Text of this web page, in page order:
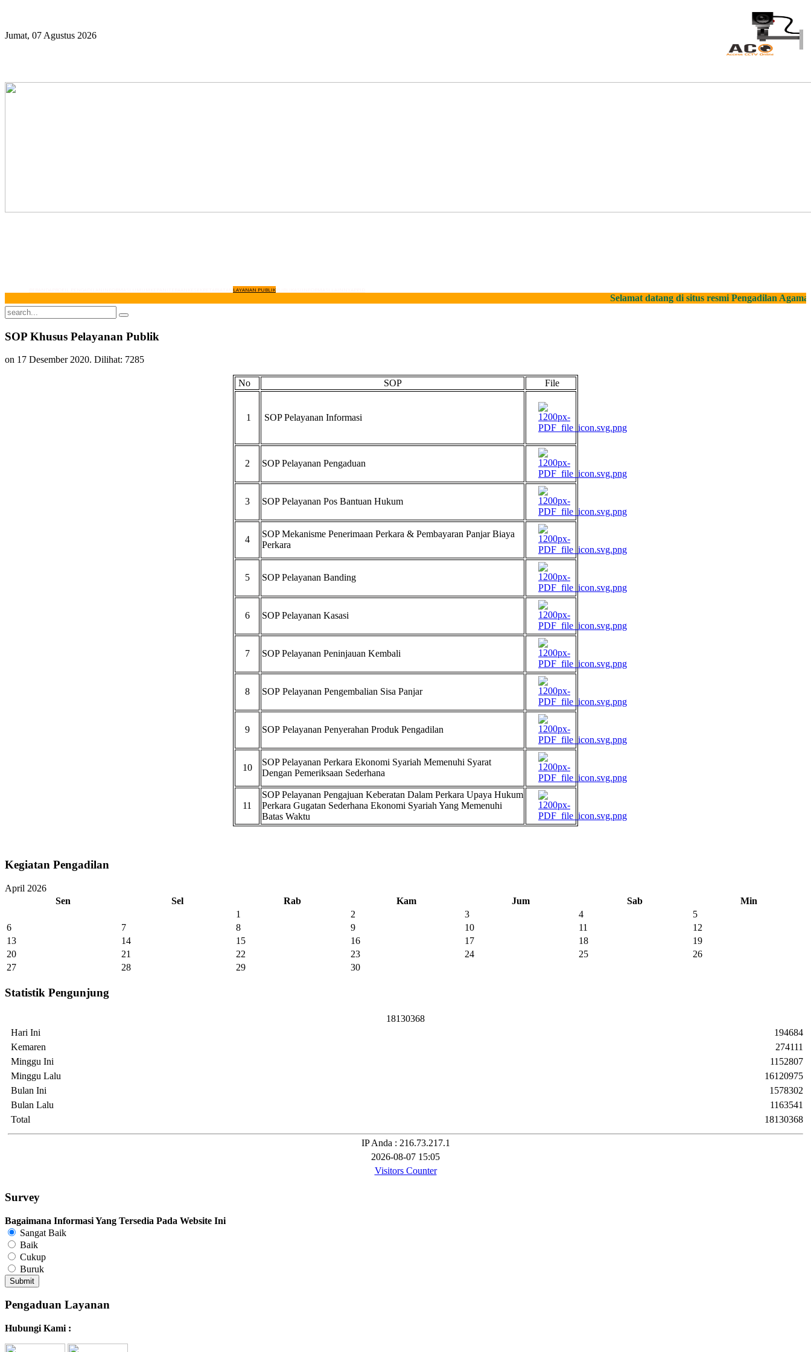
Jumat, 07 Agustus 2026
LAYANAN PUBLIK
Selamat datang di situs resmi Pengadilan Agama
SOP Khusus Pelayanan Publik
on 17 Desember 2020. Dilihat: 7285
No SOP File
1 SOP Pelayanan Informasi
2 SOP Pelayanan Pengaduan
3 SOP Pelayanan Pos Bantuan Hukum
4
SOP Mekanisme Penerimaan Perkara & Pembayaran Panjar Biaya
Perkara
5 SOP Pelayanan Banding
6 SOP Pelayanan Kasasi
7 SOP Pelayanan Peninjauan Kembali
8 SOP Pelayanan Pengembalian Sisa Panjar
9 SOP Pelayanan Penyerahan Produk Pengadilan
10
SOP Pelayanan Perkara Ekonomi Syariah Memenuhi Syarat
Dengan Pemeriksaan Sederhana
11
SOP Pelayanan Pengajuan Keberatan Dalam Perkara Upaya Hukum
Perkara Gugatan Sederhana Ekonomi Syariah Yang Memenuhi
Batas Waktu
Kegiatan Pengadilan
April 2026
Sen
Sel Rab Kam Jum Sab
Min
1
2 3 4
5
6
7 8 9 10 11
12
13
14 15 16 17 18
19
20
21 22 23 24 25
26
27
28 29 30
Statistik Pengunjung
18130368
Hari Ini
Kemaren
Minggu Ini
Minggu Lalu
Bulan Ini
Bulan Lalu
Total
194684
274111
1152807
16120975
1578302
1163541
18130368
IP Anda : 216.73.217.1
2026-08-07 15:05
Visitors Counter
Survey
Bagaimana Informasi Yang Tersedia Pada Website Ini
Sangat Baik
Baik
Cukup
Buruk
Pengaduan Layanan
Hubungi Kami :